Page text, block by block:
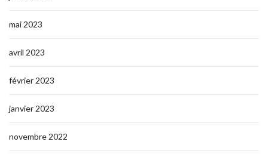
mai 2023
avril 2023
février 2023
janvier 2023
novembre 2022